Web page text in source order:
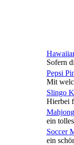
Sofern
Pepsi
Mit
Slingo
Hierbei
ein
Soccer
ein